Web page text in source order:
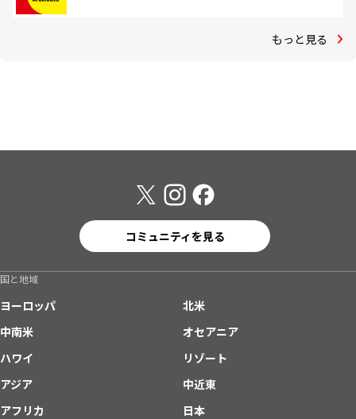
もっと見る
コミュニティを見る
国と地域
ヨーロッパ
北米
中南米
オセアニア
ハワイ
リゾート
アジア
中近東
アフリカ
日本